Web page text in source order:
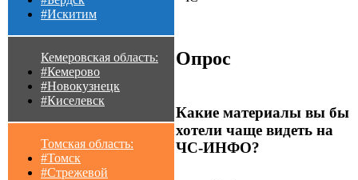
#Искитим
Кемеровская область:
#Кемерово
#Новокузнецк
#Киселевск
Томская область:
#Томск
#Стрежевой
Опрос
Какие материалы вы бы
хотели чаще видеть на
ЧС-ИНФО?